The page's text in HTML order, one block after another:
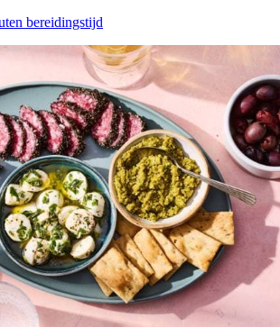
bereidingstijd